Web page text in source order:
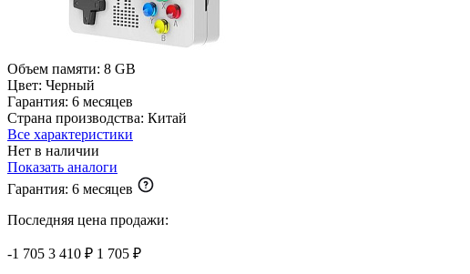
Объем памяти: 8 GB
Цвет: Черный
Гарантия: 6 месяцев
Страна производства: Китай
Все характеристики
Нет в наличии
Показать аналоги
Гарантия: 6 месяцев
Последняя цена продажи:
-1 705 3 410 ₽ 1 705 ₽